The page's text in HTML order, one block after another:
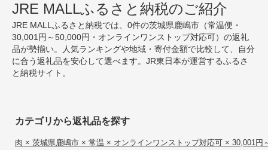
JRE MALLふるさと納税のご紹介
JRE MALLふるさと納税では、0件の茨城県鹿嶋市（常温便・
30,001円～50,000円・オンラインワンストップ対応可）の返礼
品が勢揃い。人気ランキングや地域・寄付金額で比較して、自分
に合う返礼品を安心して選べます。JR東日本が運営するふるさ
と納税サイト。
カテゴリから返礼品を探す
肉 × 茨城県鹿嶋市 × 常温 × オンラインワンストップ対応可 × 30,001円